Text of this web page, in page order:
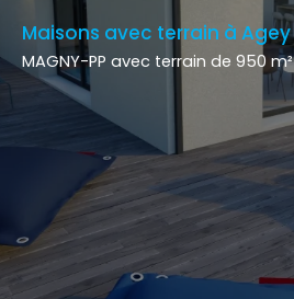
Maisons avec terrain à Agey
MAGNY-PP avec terrain de 950 m²